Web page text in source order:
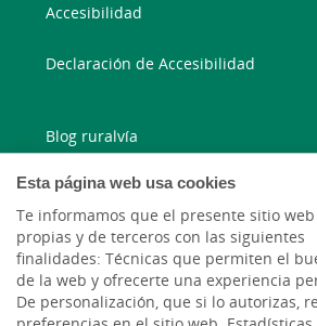
Esta página web usa cookies
Te informamos que el presente sitio
propias y de terceros con las siguientes
finalidades: Técnicas que permiten el
de la web y ofrecerte una experiencia
De personalización, que si lo autorizas,
Accesibilidad
Declaración de Accesibilidad
Blog ruralvía
Blog Joven In
Facebook
Twitter